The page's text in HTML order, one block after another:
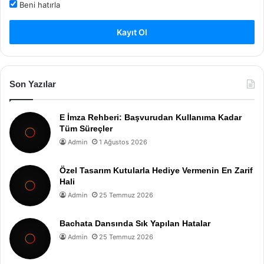
Beni hatırla
Kayıt Ol
Son Yazılar
E İmza Rehberi: Başvurudan Kullanıma Kadar
Tüm Süreçler
Admin 1 Ağustos 2026
Özel Tasarım Kutularla Hediye Vermenin En Zarif
Hali
Admin 25 Temmuz 2026
Bachata Dansında Sık Yapılan Hatalar
Admin 25 Temmuz 2026